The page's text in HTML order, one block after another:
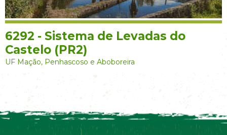
6292 - Sistema de Levadas do
Castelo (PR2)
UF Mação, Penhascoso e Aboboreira